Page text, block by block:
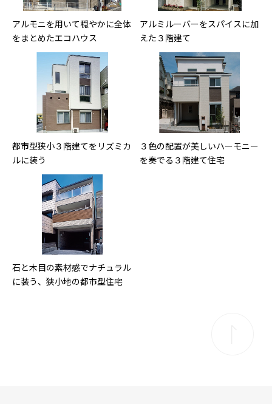
アルモニを用いて穏やかに全体
をまとめたエコハウス
アルミルーバーをスパイスに加
えた３階建て
都市型狭小３階建てをリズミカ
ルに装う
３色の配置が美しいハーモニー
を奏でる３階建て住宅
石と木目の素材感でナチュラル
に装う、狭小地の都市型住宅